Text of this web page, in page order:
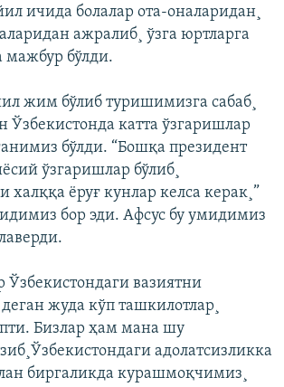
ичида болалар ота-оналаридан¸
ажралиб¸ ўзга юртларга
мажбур бўлди.
жим бўлиб туришимизга сабаб¸
Ўзбекистонда катта ўзгаришлар
бўлди. “Бошқа президент
ўзгаришлар бўлиб¸
халққа ëруғ кунлар келса керак¸”
бор эди. Афсус бу умидимиз
Ўзбекистондаги вазиятни
жуда кўп ташкилотлар¸
Бизлар ҳам мана шу
адолатсизликка
биргаликда курашмоқчимиз¸